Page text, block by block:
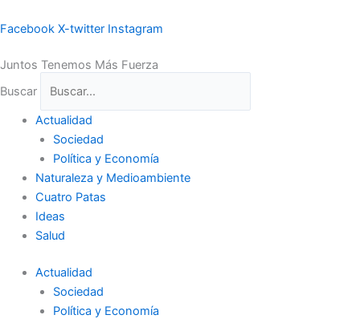
al
Facebook X-twitter Instagram
Juntos Tenemos Más Fuerza
Buscar
Actualidad
Sociedad
Política y Economía
Naturaleza y Medioambiente
Cuatro Patas
Ideas
Salud
Actualidad
Sociedad
Política y Economía